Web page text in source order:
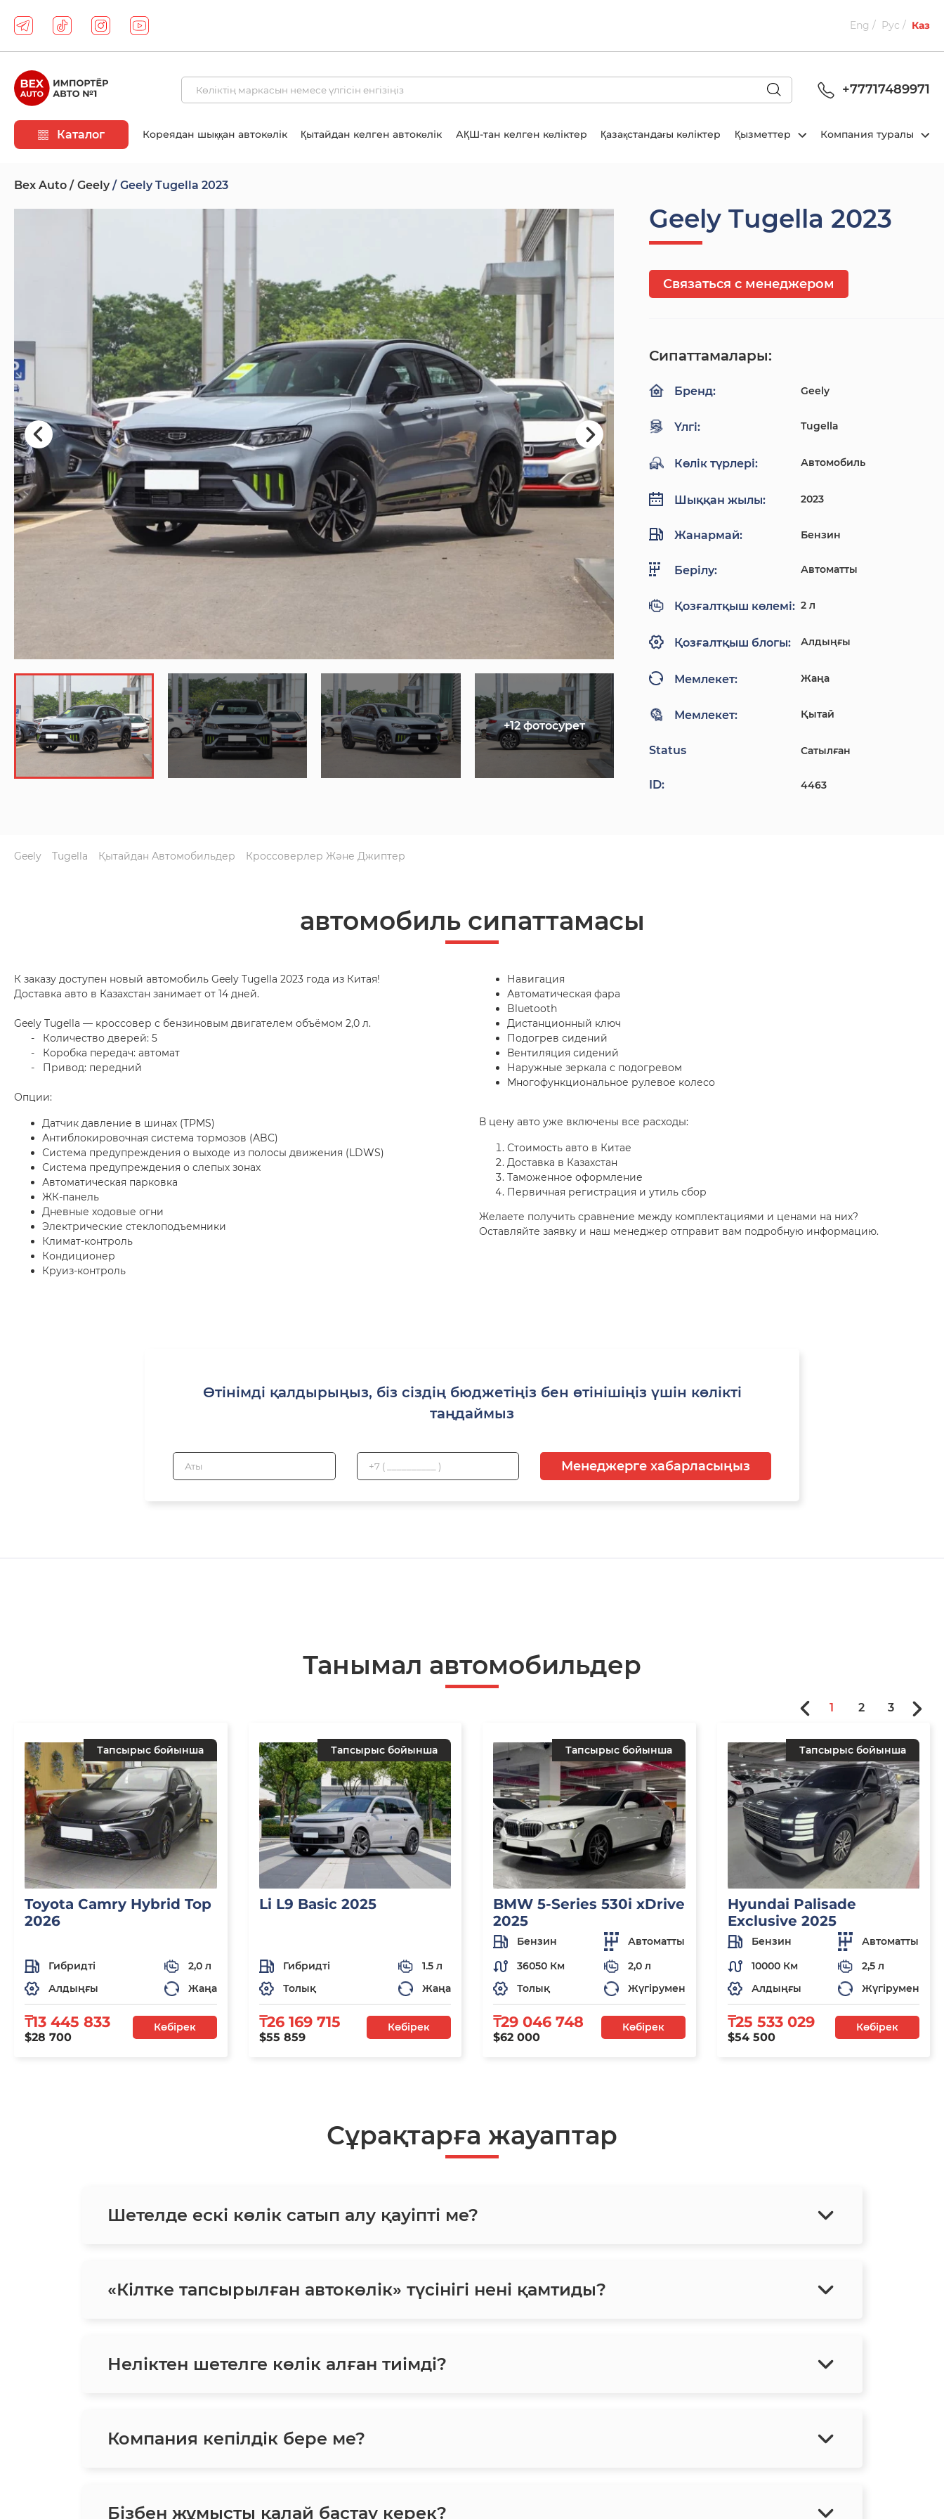
Eng Рус Каз
+77717489971
Каталог Кореядан шыққан автокөлік Қытайдан келген автокөлік АҚШ-тан келген көліктер Қазақстандағы көліктер Қызметтер Компания туралы
Bex Auto Geely Geely Tugella 2023
Geely Tugella 2023
+12 фотосурет
Связаться с менеджером
Сипаттамалары:
Бренд: Geely
Үлгі: Tugella
Көлік түрлері: Автомобиль
Шыққан жылы: 2023
Жанармай: Бензин
Берілу: Автоматты
Қозғалтқыш көлемі: 2 л
Қозғалтқыш блогы: Алдыңғы
Мемлекет: Жаңа
Мемлекет: Қытай
Status Сатылған
ID: 4463
Geely Tugella Қытайдан Автомобильдер Кроссоверлер Және Джиптер
автомобиль сипаттамасы
К заказу доступен новый автомобиль Geely Tugella 2023 года из Китая!
Доставка авто в Казахстан занимает от 14 дней.
Geely Tugella — кроссовер с бензиновым двигателем объёмом 2,0 л.
- Количество дверей: 5
- Коробка передач: автомат
- Привод: передний
Опции:
Датчик давление в шинах (TPMS)
Антиблокировочная система тормозов (ABC)
Система предупреждения о выходе из полосы движения (LDWS)
Система предупреждения о слепых зонах
Автоматическая парковка
ЖК-панель
Дневные ходовые огни
Электрические стеклоподъемники
Климат-контроль
Кондиционер
Круиз-контроль
Навигация
Автоматическая фара
Bluetooth
Дистанционный ключ
Подогрев сидений
Вентиляция сидений
Наружные зеркала с подогревом
Многофункциональное рулевое колесо
В цену авто уже включены все расходы:
Стоимость авто в Китае
Доставка в Казахстан
Таможенное оформление
Первичная регистрация и утиль сбор
Желаете получить сравнение между комплектациями и ценами на них?
Оставляйте заявку и наш менеджер отправит вам подробную информацию.
Өтінімді қалдырыңыз, біз сіздің бюджетіңіз бен өтінішіңіз үшін көлікті
таңдаймыз
Менеджерге хабарласыңыз
Танымал автомобильдер
Тапсырыс бойынша
Toyota Camry Hybrid Top
2026
Гибридті
2,0 л
Алдыңғы
Жаңа
₸13 445 833
$28 700
Көбірек
Тапсырыс бойынша
Li L9 Basic 2025
Гибридті
1.5 л
Толық
Жаңа
₸26 169 715
$55 859
Көбірек
Тапсырыс бойынша
BMW 5-Series 530i xDrive
2025
Бензин
Автоматты
36050 Км
2,0 л
Толық
Жүгірумен
₸29 046 748
$62 000
Көбірек
Тапсырыс бойынша
Hyundai Palisade
Exclusive 2025
Бензин
Автоматты
10000 Км
2,5 л
Алдыңғы
Жүгірумен
₸25 533 029
$54 500
Көбірек
1 2 3
Сұрақтарға жауаптар
Шетелде ескі көлік сатып алу қауіпті ме?
«Кілтке тапсырылған автокөлік» түсінігі нені қамтиды?
Неліктен шетелге көлік алған тиімді?
Компания кепілдік бере ме?
Бізбен жұмысты қалай бастау керек?